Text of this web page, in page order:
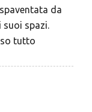
da
suoi spazi.
tutto